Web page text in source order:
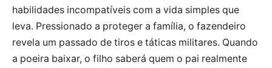
habilidades incompatíveis com a vida simples que
leva. Pressionado a proteger a família, o fazendeiro
revela um passado de tiros e táticas militares. Quando
a poeira baixar, o filho saberá quem o pai realmente